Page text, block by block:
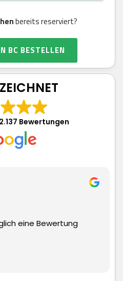
bereits reserviert?
BC BESTELLEN
2.137 Bewertungen
Lieferung und top